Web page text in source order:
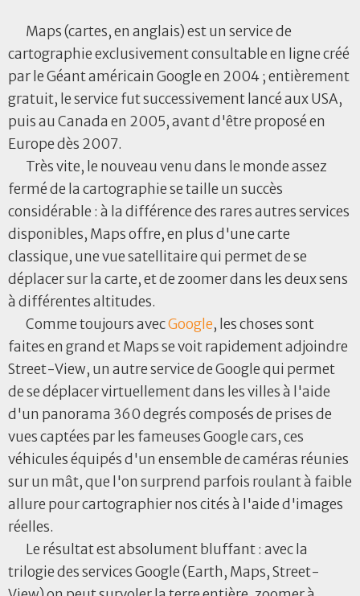
Maps (cartes, en anglais) est un service de
cartographie exclusivement consultable en ligne créé
par le Géant américain Google en 2004 ; entièrement
gratuit, le service fut successivement lancé aux USA,
puis au Canada en 2005, avant d'être proposé en
Europe dès 2007.
Très vite, le nouveau venu dans le monde assez
fermé de la cartographie se taille un succès
considérable : à la différence des rares autres services
disponibles, Maps offre, en plus d'une carte
classique, une vue satellitaire qui permet de se
déplacer sur la carte, et de zoomer dans les deux sens
à différentes altitudes.
Comme toujours avecGoogle, les choses sont
faites en grand et Maps se voit rapidement adjoindre
Street-View, un autre service de Google qui permet
de se déplacer virtuellement dans les villes à l'aide
d'un panorama 360 degrés composés de prises de
vues captées par les fameuses Google cars, ces
véhicules équipés d'un ensemble de caméras réunies
sur un mât, que l'on surprend parfois roulant à faible
allure pour cartographier nos cités à l'aide d'images
réelles.
Le résultat est absolument bluffant : avec la
trilogie des services Google (Earth, Maps, Street-